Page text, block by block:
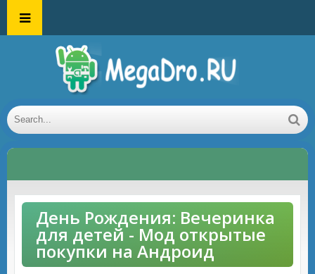
День Рождения: Вечеринка
для детей - Мод открытые
покупки на Андроид